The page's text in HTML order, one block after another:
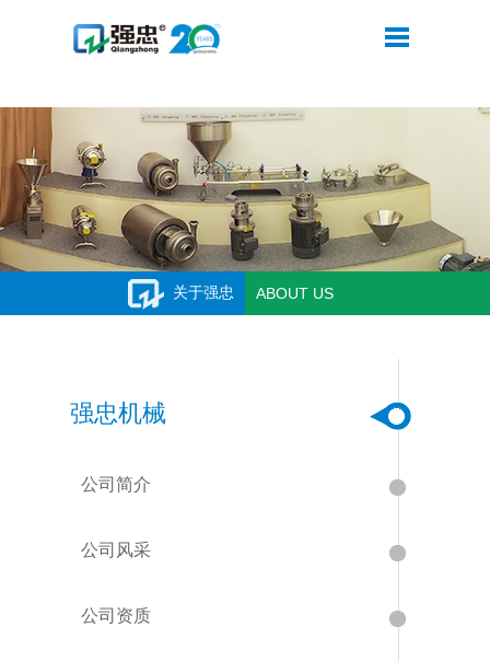
米兰体育·公司网站登录入口
关于强忠 ABOUT US
强忠机械
公司简介
公司风采
公司资质